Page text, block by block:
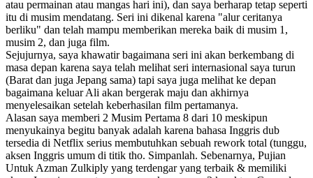
atau permainan atau mangas hari ini), dan saya berharap tetap seperti
itu di musim mendatang. Seri ini dikenal karena "alur ceritanya
berliku" dan telah mampu memberikan mereka baik di musim 1,
musim 2, dan juga film.
Sejujurnya, saya khawatir bagaimana seri ini akan berkembang di
masa depan karena saya telah melihat seri internasional saya turun
(Barat dan juga Jepang sama) tapi saya juga melihat ke depan
bagaimana keluar Ali akan bergerak maju dan akhirnya
menyelesaikan setelah keberhasilan film pertamanya.
Alasan saya memberi 2 Musim Pertama 8 dari 10 meskipun
menyukainya begitu banyak adalah karena bahasa Inggris dub
tersedia di Netflix serius membutuhkan sebuah rework total (tunggu,
aksen Inggris umum di titik tho. Simpanlah. Sebenarnya, Pujian
Untuk Azman Zulkiply yang terdengar yang terbaik & memiliki